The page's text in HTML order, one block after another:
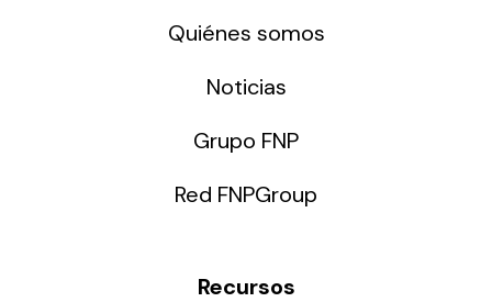
Quiénes somos
Noticias
Grupo FNP
Red FNPGroup
Recursos